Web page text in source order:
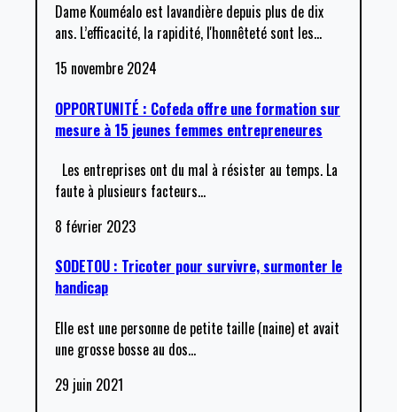
Dame Kouméalo est lavandière depuis plus de dix
ans. L’efficacité, la rapidité, l'honnêteté sont les…
15 novembre 2024
OPPORTUNITÉ : Cofeda offre une formation sur
mesure à 15 jeunes femmes entrepreneures
Les entreprises ont du mal à résister au temps. La
faute à plusieurs facteurs…
8 février 2023
SODETOU : Tricoter pour survivre, surmonter le
handicap
Elle est une personne de petite taille (naine) et avait
une grosse bosse au dos…
29 juin 2021